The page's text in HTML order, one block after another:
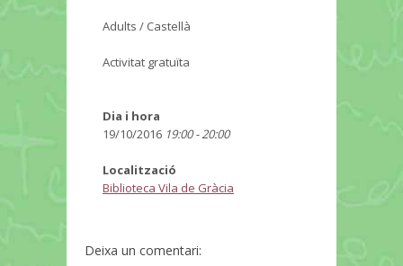
Adults / Castellà
Activitat gratuïta
Dia i hora
19/10/2016 19:00 - 20:00
Localització
Biblioteca Vila de Gràcia
Deixa un comentari: